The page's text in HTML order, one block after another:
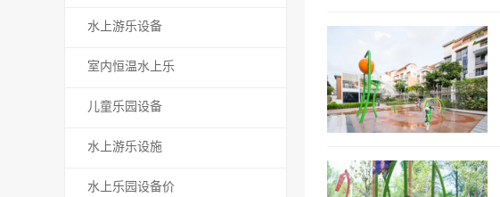
水上游乐设备
室内恒温水上乐
儿童乐园设备
水上游乐设施
水上乐园设备价